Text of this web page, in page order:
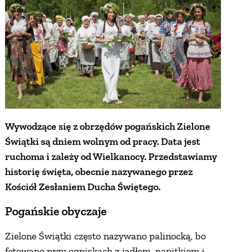
Wywodzące się z obrzędów pogańskich Zielone
Świątki są dniem wolnym od pracy. Data jest
ruchoma i zależy od Wielkanocy. Przedstawiamy
historię święta, obecnie nazywanego przez
Kościół Zesłaniem Ducha Świętego.
Pogańskie obyczaje
Zielone Świątki często nazywano palinocką, bo